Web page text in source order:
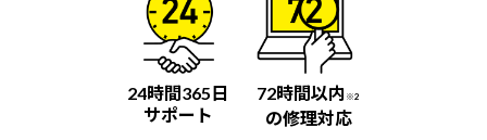
24時間365日
サポート
72時間以内 ※2
の修理対応